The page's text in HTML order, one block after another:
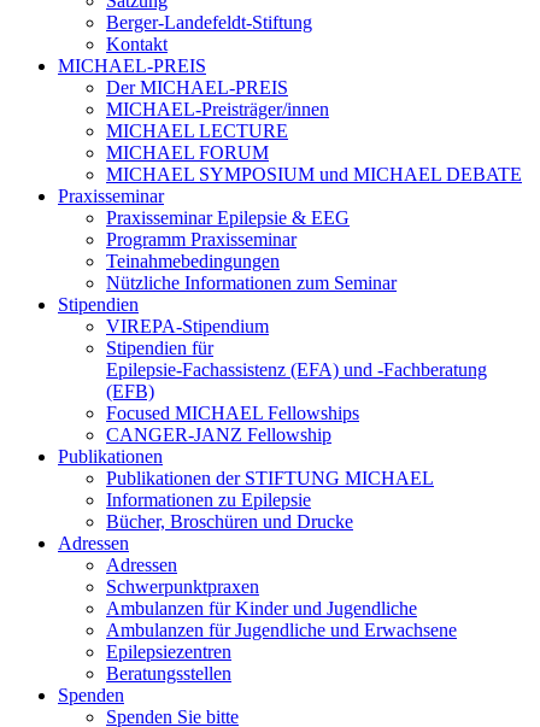
Berger-Landefeldt-Stiftung
Kontakt
MICHAEL-PREIS
Der MICHAEL-PREIS
MICHAEL-Preisträger/innen
MICHAEL LECTURE
MICHAEL FORUM
MICHAEL SYMPOSIUM und MICHAEL DEBATE
Praxisseminar
Praxisseminar Epilepsie & EEG
Programm Praxisseminar
Teinahmebedingungen
Nützliche Informationen zum Seminar
Stipendien
VIREPA-Stipendium
Stipendien für
Epilepsie-Fachassistenz (EFA) und -Fachberatung
(EFB)
Focused MICHAEL Fellowships
CANGER-JANZ Fellowship
Publikationen
Publikationen der STIFTUNG MICHAEL
Informationen zu Epilepsie
Bücher, Broschüren und Drucke
Adressen
Adressen
Schwerpunktpraxen
Ambulanzen für Kinder und Jugendliche
Ambulanzen für Jugendliche und Erwachsene
Epilepsiezentren
Beratungsstellen
Spenden
Spenden Sie bitte